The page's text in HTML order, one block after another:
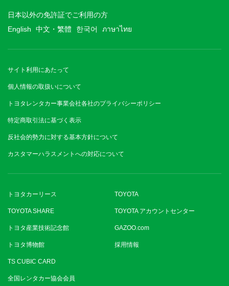
日本以外の免許証でご利用の方
English
中文・繁體 한국어 ภาษาไทย
サイト利用にあたって
個人情報の取扱いについて
トヨタレンタカー事業会社各社のプライバシーポリシー
特定商取引法に基づく表示
反社会的勢力に対する基本方針について
カスタマーハラスメントへの対応について
トヨタカーリース TOYOTA
TOYOTA SHARE TOYOTA アカウントセンター
トヨタ産業技術記念館 GAZOO.com
トヨタ博物館 採用情報
TS CUBIC CARD
全国レンタカー協会会員